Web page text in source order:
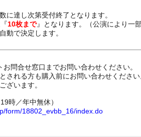
に達し次第受付終了となります。
10枚まで』となります。（公演により一
動で決定します。
問合せ窓口までお問い合わせください。
される方も購入前にお問い合わせください
ざいます。
時／年中無休）
form/18802_evbb_16/index.do